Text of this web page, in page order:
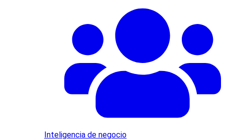
Inteligencia de negocio